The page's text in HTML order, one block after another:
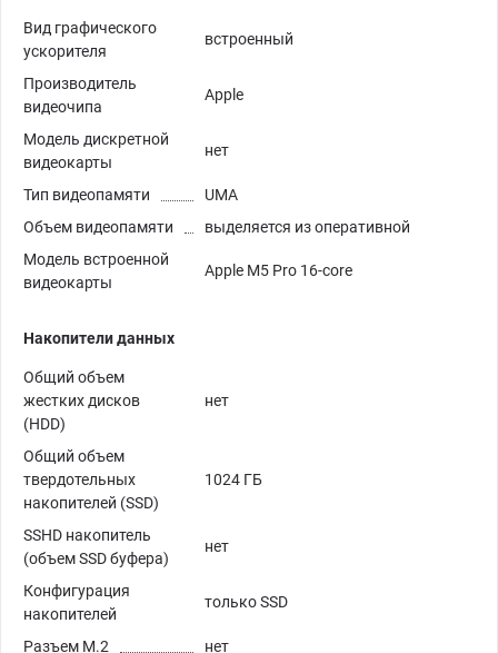
Вид графического
ускорителя
встроенный
Производитель
видеочипа
Apple
Модель дискретной
видеокарты
нет
Тип видеопамяти
UMA
Объем видеопамяти
выделяется из оперативной
Модель встроенной
видеокарты
Apple M5 Pro 16-core
Накопители данных
Общий объем
жестких дисков
(HDD)
нет
Общий объем
твердотельных
накопителей (SSD)
1024 ГБ
SSHD накопитель
(объем SSD буфера)
нет
Конфигурация
накопителей
только SSD
Разъем M.2 нет